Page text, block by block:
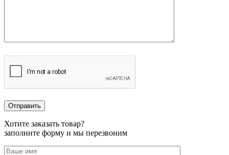
Хотите заказать товар?
заполните форму и мы перезвоним